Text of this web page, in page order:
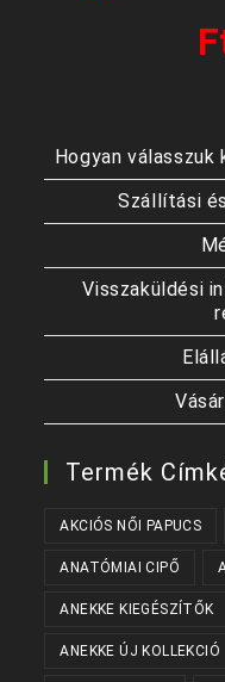
Hogyan
Szállítási
Visszaküldési
Termék
AKCIÓS NŐI PAPUCS
ANATÓMIAI CIPŐ
ANEKKE KIEGÉSZÍTŐK
ANEKKE ÚJ KOLLEKCIÓ